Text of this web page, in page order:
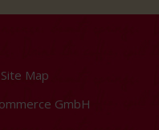
Site Map
GmbH